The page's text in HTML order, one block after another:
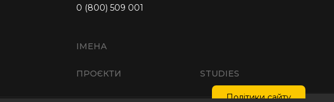
ІМЕНА
ПРОЄКТИ STUDIES
0 (800) 509 001
Політики сайту